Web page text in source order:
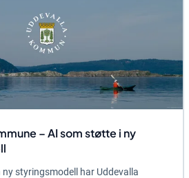
– AI som støtte i ny
ny styringsmodell har Uddevalla